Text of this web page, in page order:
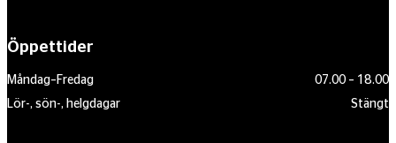
Öppettider
Måndag–Fredag
07.00 – 18.00
Lör-, sön-, helgdagar
Stängt